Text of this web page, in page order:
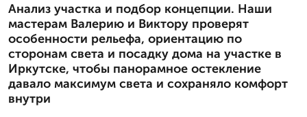
Анализ участка и подбор концепции. Наши
мастерам Валерию и Виктору проверят
особенности рельефа, ориентацию по
сторонам света и посадку дома на участке в
Иркутске, чтобы панорамное остекление
давало максимум света и сохраняло комфорт
внутри